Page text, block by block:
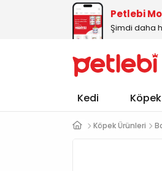
Petlebi
Şimdi daha
Kedi Köpek
Köpek Ürünleri